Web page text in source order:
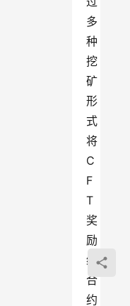
多
种
挖
矿
形
式
将
C
F
T
奖
励
给
合
约